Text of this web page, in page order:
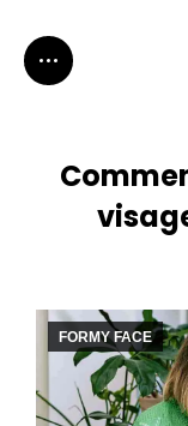
FORMY FACE